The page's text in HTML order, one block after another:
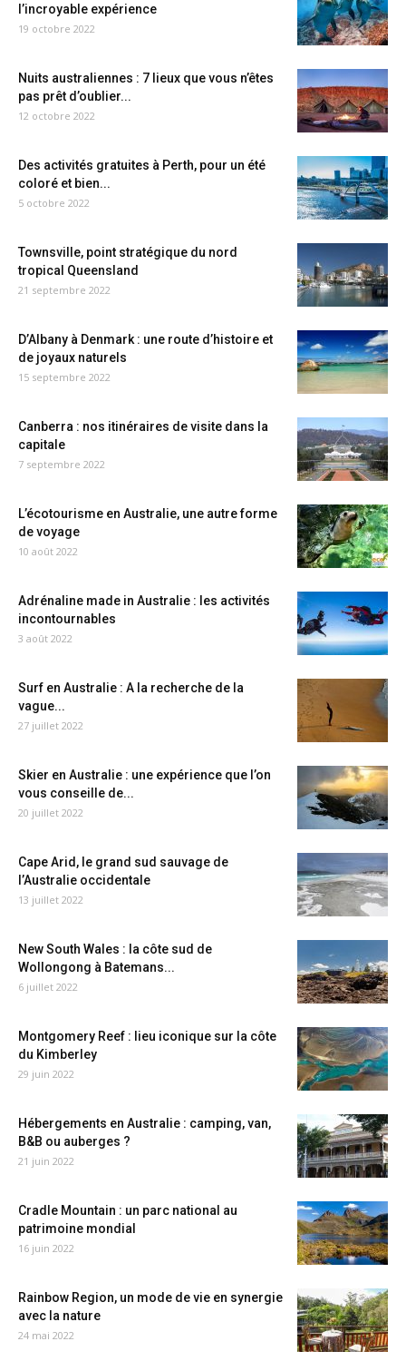
l’incroyable expérience
19 octobre 2022
Nuits australiennes : 7 lieux que vous n’êtes
pas prêt d’oublier...
12 octobre 2022
Des activités gratuites à Perth, pour un été
coloré et bien...
5 octobre 2022
Townsville, point stratégique du nord
tropical Queensland
21 septembre 2022
D’Albany à Denmark : une route d’histoire et
de joyaux naturels
15 septembre 2022
Canberra : nos itinéraires de visite dans la
capitale
7 septembre 2022
L’écotourisme en Australie, une autre forme
de voyage
10 août 2022
Adrénaline made in Australie : les activités
incontournables
3 août 2022
Surf en Australie : A la recherche de la
vague...
27 juillet 2022
Skier en Australie : une expérience que l’on
vous conseille de...
20 juillet 2022
Cape Arid, le grand sud sauvage de
l’Australie occidentale
13 juillet 2022
New South Wales : la côte sud de
Wollongong à Batemans...
6 juillet 2022
Montgomery Reef : lieu iconique sur la côte
du Kimberley
29 juin 2022
Hébergements en Australie : camping, van,
B&B ou auberges ?
21 juin 2022
Cradle Mountain : un parc national au
patrimoine mondial
16 juin 2022
Rainbow Region, un mode de vie en synergie
avec la nature
24 mai 2022